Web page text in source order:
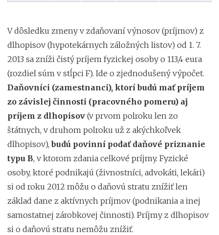
V dôsledku zmeny v zdaňovaní výnosov (príjmov) z
dlhopisov (hypotekárnych záložných listov) od 1. 7.
2013 sa zníži čistý príjem fyzickej osoby o 113,4 eura
(rozdiel súm v stĺpci F). Ide o zjednodušený výpočet.
Daňovníci (zamestnanci), ktorí budú mať príjem
zo závislej činnosti (pracovného pomeru) aj
príjem z dlhopisov (v prvom polroku len zo
štátnych, v druhom polroku už z akýchkoľvek
dlhopisov),budú povinní podať daňové priznanie
typu B, v ktorom zdania celkové príjmy. Fyzické
osoby, ktoré podnikajú (živnostníci, advokáti, lekári)
si od roku 2012 môžu o daňovú stratu znížiť len
základ dane z aktívnych príjmov (podnikania a inej
samostatnej zárobkovej činnosti). Príjmy z dlhopisov
si o daňovú stratu nemôžu znížiť.